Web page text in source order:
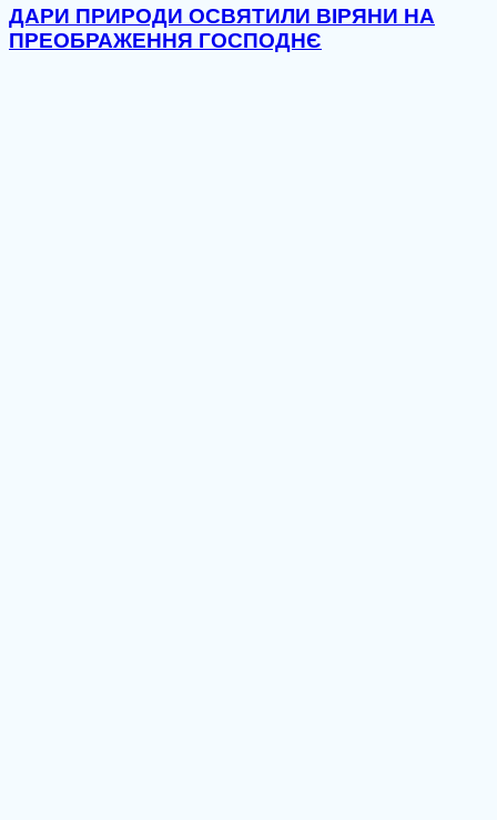
ДАРИ ПРИРОДИ ОСВЯТИЛИ ВІРЯНИ НА
ПРЕОБРАЖЕННЯ ГОСПОДНЄ